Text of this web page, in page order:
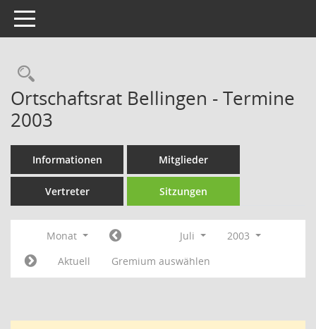
Toggle navigation
Rechercheauswahl
Ortschaftsrat Bellingen - Termine
2003
Informationen Mitglieder
Vertreter Sitzungen
Monat Juli
2003
Aktuell
Gremium auswählen